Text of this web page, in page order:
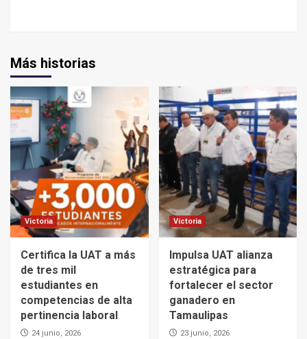
Más historias
Victoria
Certifica la UAT a más
de tres mil
estudiantes en
competencias de alta
pertinencia laboral
24 junio, 2026
Victoria
Impulsa UAT alianza
estratégica para
fortalecer el sector
ganadero en
Tamaulipas
23 junio, 2026